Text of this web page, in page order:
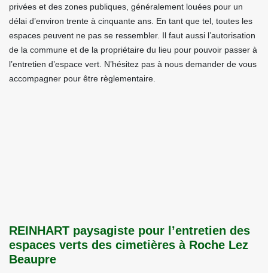
privées et des zones publiques, généralement louées pour un
délai d’environ trente à cinquante ans. En tant que tel, toutes les
espaces peuvent ne pas se ressembler. Il faut aussi l’autorisation
de la commune et de la propriétaire du lieu pour pouvoir passer à
l’entretien d’espace vert. N’hésitez pas à nous demander de vous
accompagner pour être règlementaire.
REINHART paysagiste pour l’entretien des
espaces verts des cimetières à Roche Lez
Beaupre